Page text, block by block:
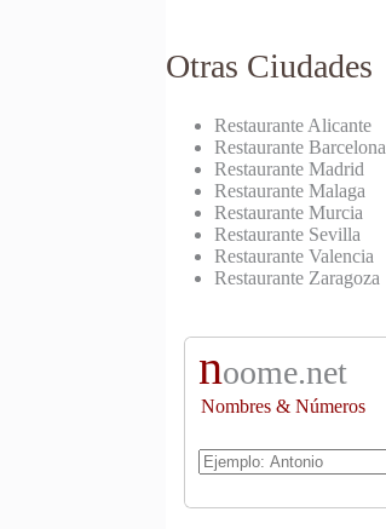
Otras Ciudades
Restaurante Alicante
Restaurante Barcelona
Restaurante Madrid
Restaurante Malaga
Restaurante Murcia
Restaurante Sevilla
Restaurante Valencia
Restaurante Zaragoza
noome.net
Nombres & Números